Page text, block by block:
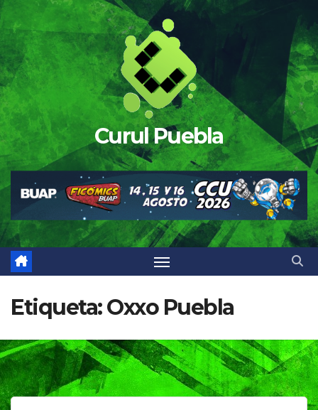
Saltar
al
contenido
Curul Puebla
Etiqueta:Oxxo Puebla